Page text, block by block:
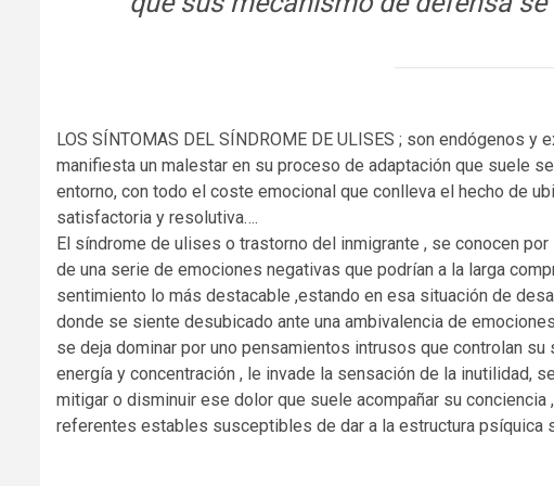
LOS SÍNTOMAS DEL SÍNDROME DE ULISES ; son endógenos
manifiesta un malestar en su proceso de adaptación que suele
entorno, con todo el coste emocional que conlleva el hecho de
satisfactoria y resolutiva….
El síndrome de ulises o trastorno del inmigrante , se conocen
de una serie de emociones negativas que podrían a la larga
sentimiento lo más destacable ,estando en esa situación de
donde se siente desubicado ante una ambivalencia de
se deja dominar por uno pensamientos intrusos que controlan
energía y concentración , le invade la sensación de la inutilidad,
mitigar o disminuir ese dolor que suele acompañar su
referentes estables susceptibles de dar a la estructura psíquica